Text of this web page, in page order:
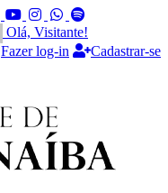
Olá, Visitante!
Fazer log-in
Cadastrar-se